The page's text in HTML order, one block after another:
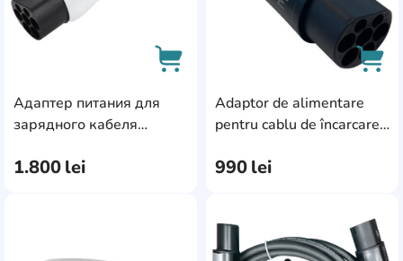
Адаптер питания для
зарядного кабеля
1.800lei
AddCardToCart
Adaptor de alimentare
pentru cablu de încarcare
990lei
AddCardToFavourite